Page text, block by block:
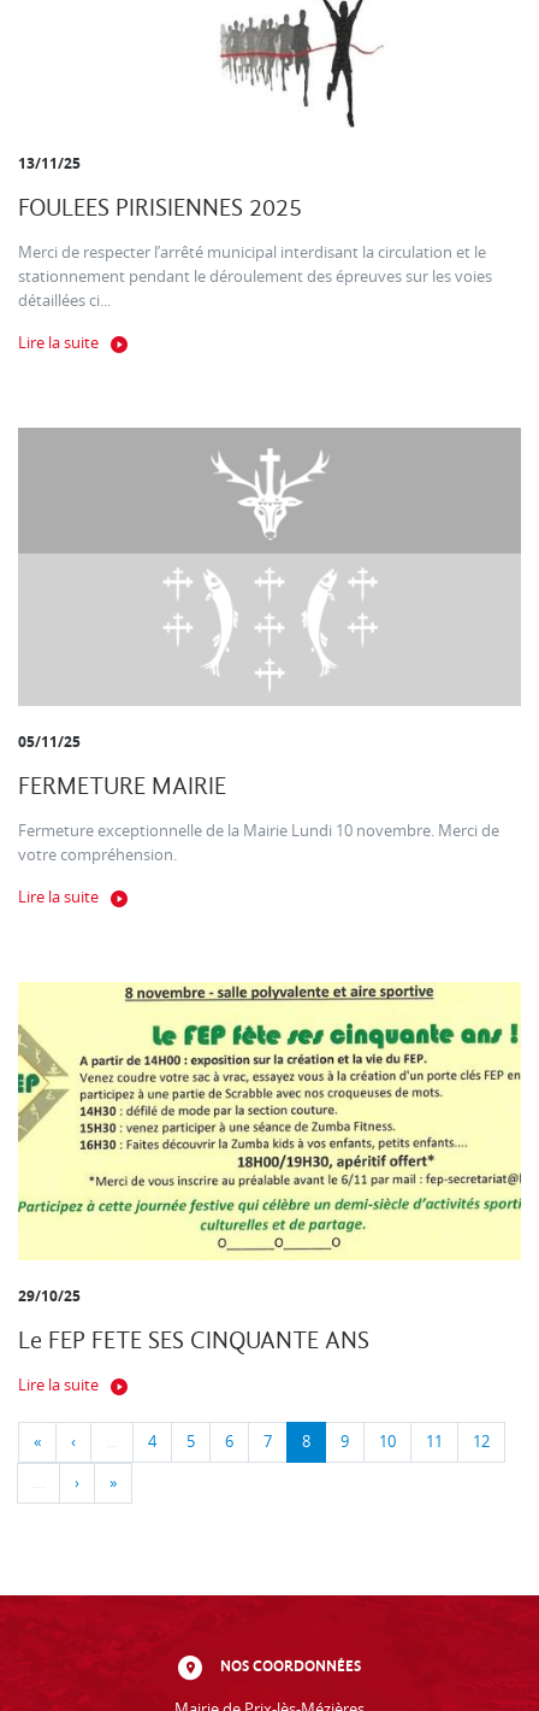
13/11/25
FOULEES PIRISIENNES 2025
Merci de respecter l’arrêté municipal interdisant la circulation et le
stationnement pendant le déroulement des épreuves sur les voies
détaillées ci...
Lire la suite
05/11/25
FERMETURE MAIRIE
Fermeture exceptionnelle de la Mairie Lundi 10 novembre. Merci de
votre compréhension.
Lire la suite
29/10/25
Le FEP FETE SES CINQUANTE ANS
Lire la suite
« ‹ … 4 5 6 7 8 9 10 11 12
… › »
NOS COORDONNÉES